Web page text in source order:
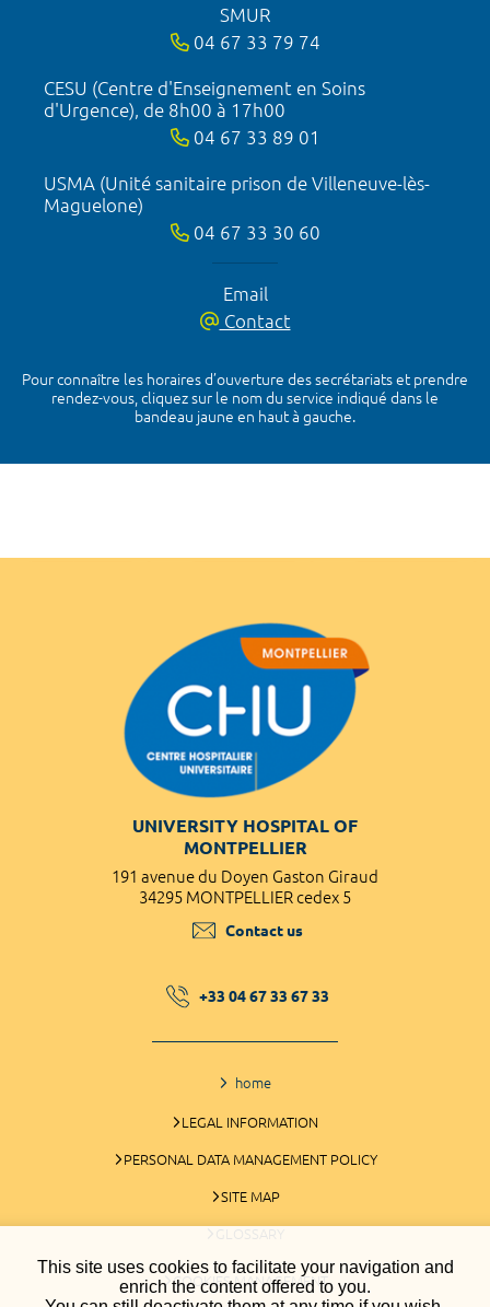
This site uses cookies to facilitate your navigation and
enrich the content offered to you.
SMUR
04 67 33 79 74
CESU (Centre d'Enseignement en Soins
d'Urgence), de 8h00 à 17h00
04 67 33 89 01
USMA (Unité sanitaire prison de Villeneuve-lès-
Maguelone)
04 67 33 30 60
Email
Contact
Pour connaître les horaires d’ouverture des secrétariats et prendre
rendez-vous, cliquez sur le nom du service indiqué dans le
bandeau jaune en haut à gauche.
UNIVERSITY HOSPITAL OF
MONTPELLIER
191 avenue du Doyen Gaston Giraud
34295 MONTPELLIER cedex 5
Contact us
+33 04 67 33 67 33
home
LEGAL INFORMATION
PERSONAL DATA MANAGEMENT POLICY
SITE MAP
GLOSSARY
COOKIES MANAGEMENT